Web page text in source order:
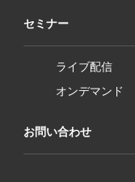
セミナー
ライブ配信
オンデマンド
お問い合わせ